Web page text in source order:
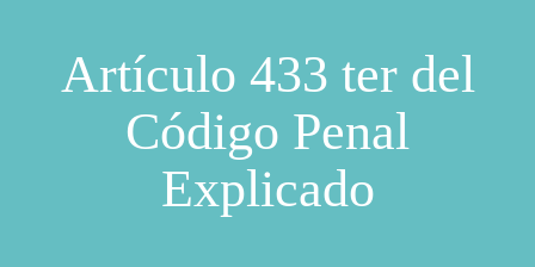
Artículo 433 ter del
Código Penal
Explicado